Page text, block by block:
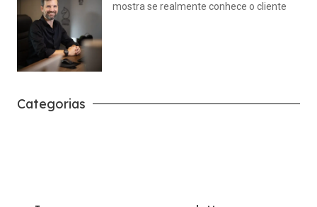
mostra se realmente conhece o cliente
Categorias